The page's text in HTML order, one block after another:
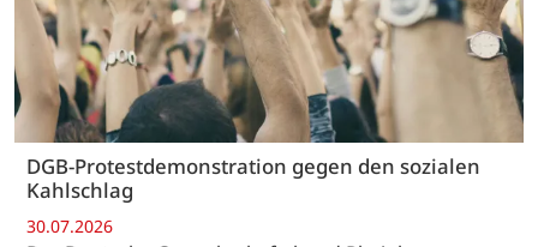
DGB-Protestdemonstration gegen den sozialen
Kahlschlag
30.07.2026